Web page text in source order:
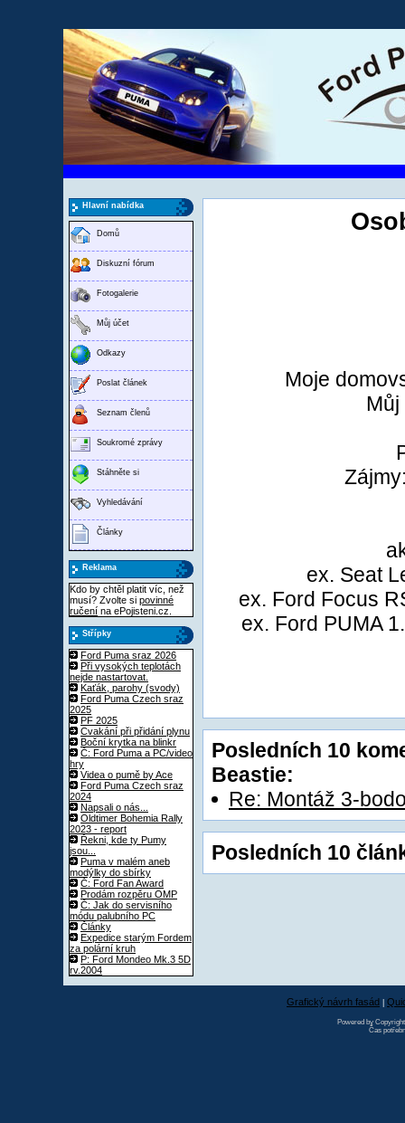
Hlavní nabídka
Domů
Diskuzní fórum
Fotogalerie
Můj účet
Odkazy
Poslat článek
Seznam členů
Soukromé zprávy
Stáhněte si
Vyhledávání
Články
Reklama
Kdo by chtěl platit víc, než
musí? Zvolte si povinné
ručení na ePojisteni.cz.
Střípky
Ford Puma sraz 2026
Při vysokých teplotách
nejde nastartovat.
Kaťák, parohy (svody)
Ford Puma Czech sraz
2025
PF 2025
Cvakání při přidání plynu
Boční krytka na blinkr
Č: Ford Puma a PC/video
hry
Videa o pumě by Ace
Ford Puma Czech sraz
2024
Napsali o nás...
Oldtimer Bohemia Rally
2023 - report
Řekni, kde ty Pumy
jsou...
Puma v malém aneb
modýlky do sbírky
Č: Ford Fan Award
Prodám rozpěru OMP
Č: Jak do servisního
módu palubního PC
Články
Expedice starým Fordem
za polární kruh
P: Ford Mondeo Mk.3 5D
rv.2004
Moje
ex. Seat
ex. Ford Focus
ex. Ford PUMA
Posledních 10
Beastie:
Re: Montáž 3-
Posledních 10
Grafický návrh fasád
Powered by
Čas